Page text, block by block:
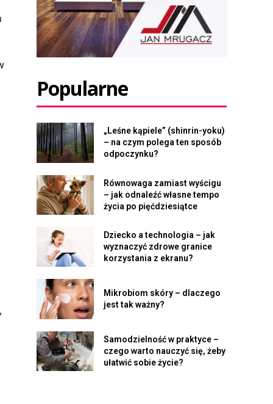
Popularne
„Leśne kąpiele” (shinrin-yoku)
– na czym polega ten sposób
odpoczynku?
Równowaga zamiast wyścigu
– jak odnaleźć własne tempo
życia po pięćdziesiątce
Dziecko a technologia – jak
wyznaczyć zdrowe granice
korzystania z ekranu?
Mikrobiom skóry – dlaczego
jest tak ważny?
Samodzielność w praktyce –
czego warto nauczyć się, żeby
ułatwić sobie życie?